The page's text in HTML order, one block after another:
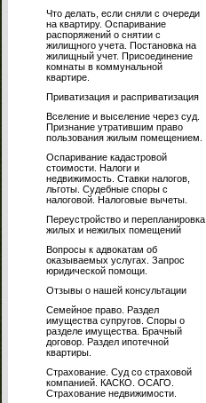
Что делать, если сняли с очереди
на квартиру. Оспаривание
распоряжений о снятии с
жилищного учета. Постановка на
жилищный учет. Присоединение
комнаты в коммунальной
квартире.
Приватизация и расприватизация
Вселение и выселение через суд.
Признание утратившим право
пользования жилым помещением.
Оспаривание кадастровой
стоимости. Налоги и
недвижимость. Ставки налогов,
льготы. Судебные споры с
налоговой. Налоговые вычеты.
Переустройство и перепланировка
жилых и нежилых помещений
Вопросы к адвокатам об
оказываемых услугах. Запрос
юридической помощи.
Отзывы о нашей консультации
Семейное право. Раздел
имущества супругов. Споры о
разделе имущества. Брачный
договор. Раздел ипотечной
квартиры.
Страхование. Суд со страховой
компанией. КАСКО. ОСАГО.
Страхование недвижимости.